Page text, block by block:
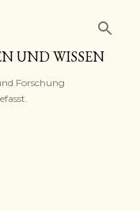
UND WISSEN
Forschung